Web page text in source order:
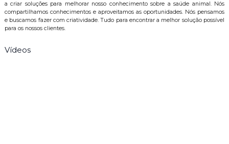
a criar soluções para melhorar nosso conhecimento sobre a saúde animal. Nós
compartilhamos conhecimentos e aproveitamos as oportunidades. Nós pensamos
e buscamos fazer com criatividade. Tudo para encontrar a melhor solução possível
para os nossos clientes.
Vídeos